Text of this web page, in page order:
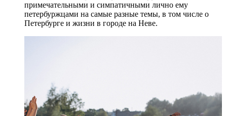
примечательными и симпатичными лично ему
петербуржцами на самые разные темы, в том числе о
Петербурге и жизни в городе на Неве.